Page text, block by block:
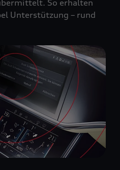
So erhalten
Unterstützung – rund